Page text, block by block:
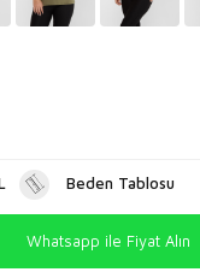
Beden Tablosu
Whatsapp ile Fiyat Alın